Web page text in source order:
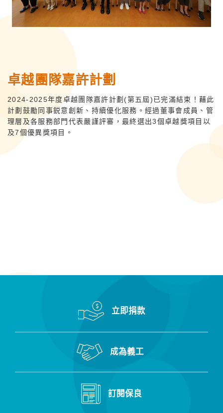
卓越團隊嘉許計劃
2024-2025年度卓越團隊嘉許計劃(第五屆)已完滿結束！藉此
計劃鼓勵同事鋭意創新、持續優化服務。經過董事會成員、管
理層及各服務部門代表嚴謹評審，最終選出3個卓越獎項目以
及7個優異獎項目。
立即捐款
成為義工
訂閱保良